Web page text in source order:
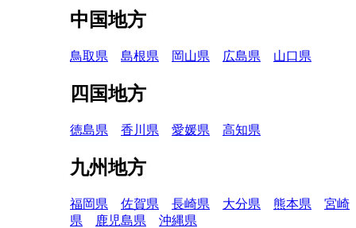
中国地方
鳥取県 島根県 岡山県 広島県 山口県
四国地方
徳島県 香川県 愛媛県 高知県
九州地方
福岡県 佐賀県 長崎県 大分県 熊本県
宮崎
県
鹿児島県
沖縄県